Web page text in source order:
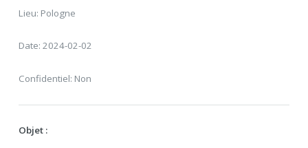
Lieu: Pologne
Date: 2024-02-02
Confidentiel: Non
Objet :